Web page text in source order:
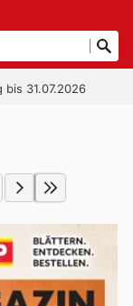
bis 31.07.2026